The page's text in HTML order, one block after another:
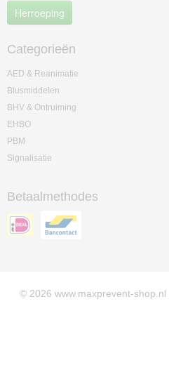
Herroeping
Categorieën
AED & Reanimatie
Blusmiddelen
BHV & Ontruiming
EHBO
PBM
Signalisatie
Betaalmethodes
© 2026 www.maxprevent-